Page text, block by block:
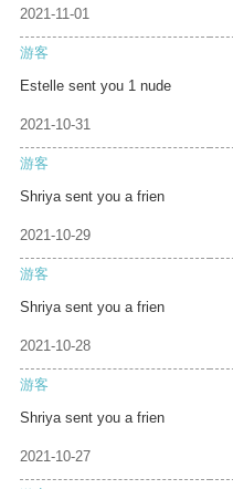
2021-11-01
游客
Estelle sent you 1 nude
2021-10-31
游客
Shriya sent you a frien
2021-10-29
游客
Shriya sent you a frien
2021-10-28
游客
Shriya sent you a frien
2021-10-27